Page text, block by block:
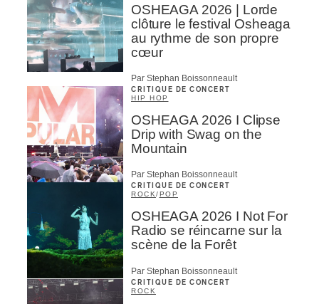
OSHEAGA 2026 | Lorde
clôture le festival Osheaga
au rythme de son propre
cœur
Par Stephan Boissonneault
CRITIQUE DE CONCERT
HIP HOP
OSHEAGA 2026 I Clipse
Drip with Swag on the
Mountain
Par Stephan Boissonneault
CRITIQUE DE CONCERT
ROCK/ POP
OSHEAGA 2026 I Not For
Radio se réincarne sur la
scène de la Forêt
Par Stephan Boissonneault
CRITIQUE DE CONCERT
ROCK